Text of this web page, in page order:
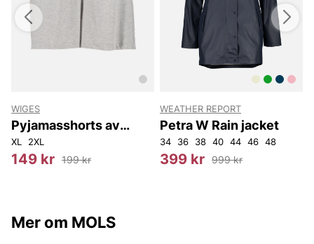
WIGES
Pyjamasshorts av
bambu
XL 2XL
149 kr 199 kr
WEATHER REPORT
Petra W Rain jacket
34 36 38 40 44 46 48
399 kr 999 kr
Mer om MOLS